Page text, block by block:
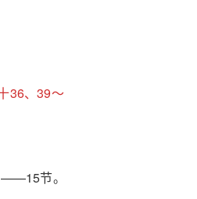
36、39～
——15节。